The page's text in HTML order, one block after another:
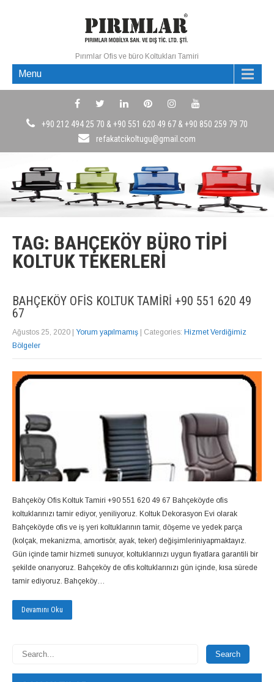
Pırımlar Ofis ve büro Koltukları Tamiri
Menu
+90 212 494 25 70 & +90 551 620 49 67 & +90 850 259 79 70
refakatcikoltugu@gmail.com
TAG: BAHÇEKÖY BÜRO TIPI
KOLTUK TEKERLERI
BAHÇEKÖY OFIS KOLTUK TAMIRI +90 551 620 49
67
Ağustos 25, 2020 | Yorum yapılmamış | Categories: Hizmet Verdiğimiz
Bölgeler
Bahçeköy Ofis Koltuk Tamiri +90 551 620 49 67 Bahçeköyde ofis
koltuklarınızı tamir ediyor, yeniliyoruz. Koltuk Dekorasyon Evi olarak
Bahçeköyde ofis ve iş yeri koltuklarının tamir, döşeme ve yedek parça
(kolçak, mekanizma, amortisör, ayak, teker) değişimleriniyapmaktayız.
Gün içinde tamir hizmeti sunuyor, koltuklarınızı uygun fiyatlara garantili bir
şekilde onarıyoruz. Bahçeköy de ofis koltuklarınızı gün içinde, kısa sürede
tamir ediyoruz. Bahçeköy…
Devamını Oku